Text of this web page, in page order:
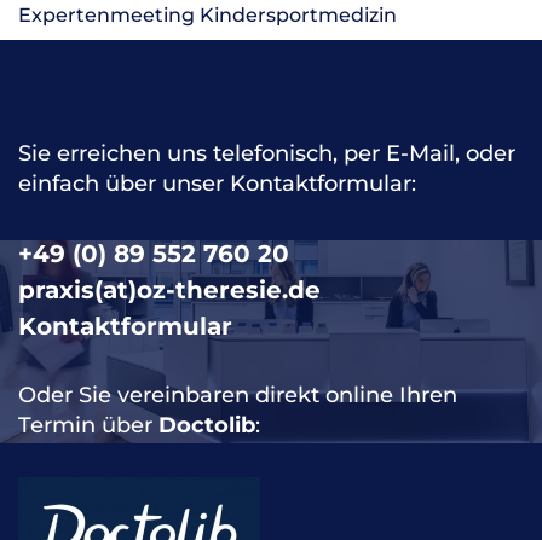
Expertenmeeting Kindersportmedizin
Zum Artikel
Sie erreichen uns telefonisch, per E-Mail, oder
einfach über unser Kontaktformular:
+49 (0) 89 552 760 20
praxis(at)oz-theresie.de
Kontaktformular
Oder Sie vereinbaren direkt online Ihren
Termin überDoctolib: